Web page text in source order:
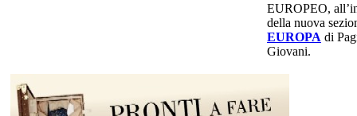
EUROPEO,
della nuova
EUROPA di
Giovani.